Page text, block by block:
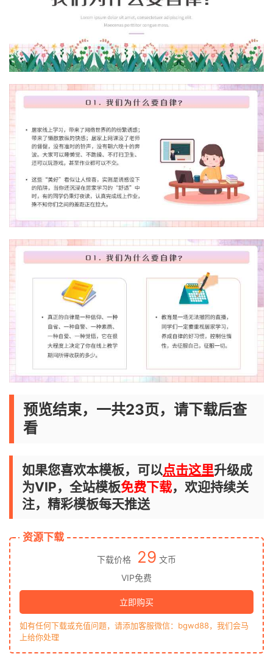
预览结束，一共23页，请下载后查
看
如果您喜欢本模板，可以点击这里升级成
为VIP，全站模板免费下载，欢迎持续关
注，精彩模板每天推送
资源下载
下载价格 29 文币
VIP免费
立即购买
如有任何下载或充值问题，请添加客服微信：bgwd88，我们会马
上给你处理